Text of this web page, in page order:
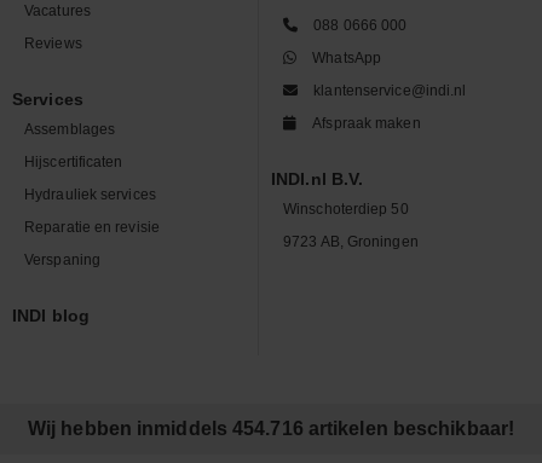
Vacatures
Reviews
Services
Assemblages
Hijscertificaten
Hydrauliek services
Reparatie en revisie
Verspaning
INDI blog
088 0666 000
WhatsApp
klantenservice@indi.nl
Afspraak maken
INDI.nl B.V.
Winschoterdiep 50
9723 AB, Groningen
Wij hebben inmiddels 454.716 artikelen beschikbaar!